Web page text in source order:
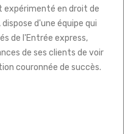
expérimenté en droit de
d'une équipe qui
de l'Entrée express,
de ses clients de voir
couronnée de succès.